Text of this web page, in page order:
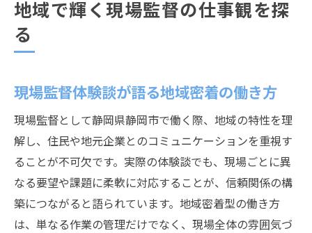
地域で輝く現場監督の仕事観を探
る
現場監督体験談が語る地域密着の働き方
現場監督として静岡県静岡市で働く際、地域の特性を理
解し、住民や地元企業とのコミュニケーションを重視す
ることが不可欠です。実際の体験談でも、現場ごとに異
なる要望や課題に柔軟に対応することが、信頼関係の構
築につながると語られています。地域密着型の働き方
は、単なる作業の管理だけでなく、現場全体の雰囲気づ